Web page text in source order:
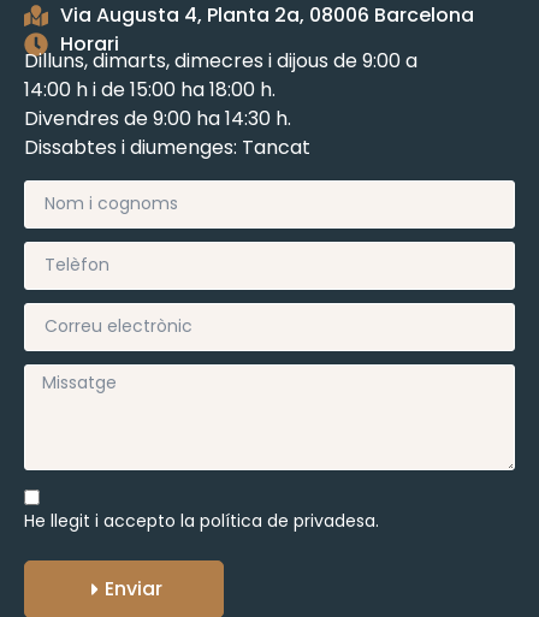
Via Augusta 4, Planta 2a, 08006 Barcelona
Horari
Dilluns, dimarts, dimecres i dijous de 9:00 a
14:00 h i de 15:00 ha 18:00 h.
Divendres de 9:00 ha 14:30 h.
Dissabtes i diumenges: Tancat
He llegit i accepto la política de privadesa.
Enviar